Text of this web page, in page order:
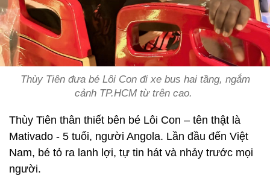
Thùy Tiên đưa bé Lôi Con đi xe bus hai tầng, ngắm
cảnh TP.HCM từ trên cao.
Thùy Tiên thân thiết bên bé Lôi Con – tên thật là
Mativado - 5 tuổi, người Angola. Lần đầu đến Việt
Nam, bé tỏ ra lanh lợi, tự tin hát và nhảy trước mọi
người.